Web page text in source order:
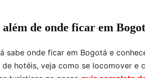
de onde ficar em
sabe onde ficar em Bogotá e
hotéis, veja como se locomover e